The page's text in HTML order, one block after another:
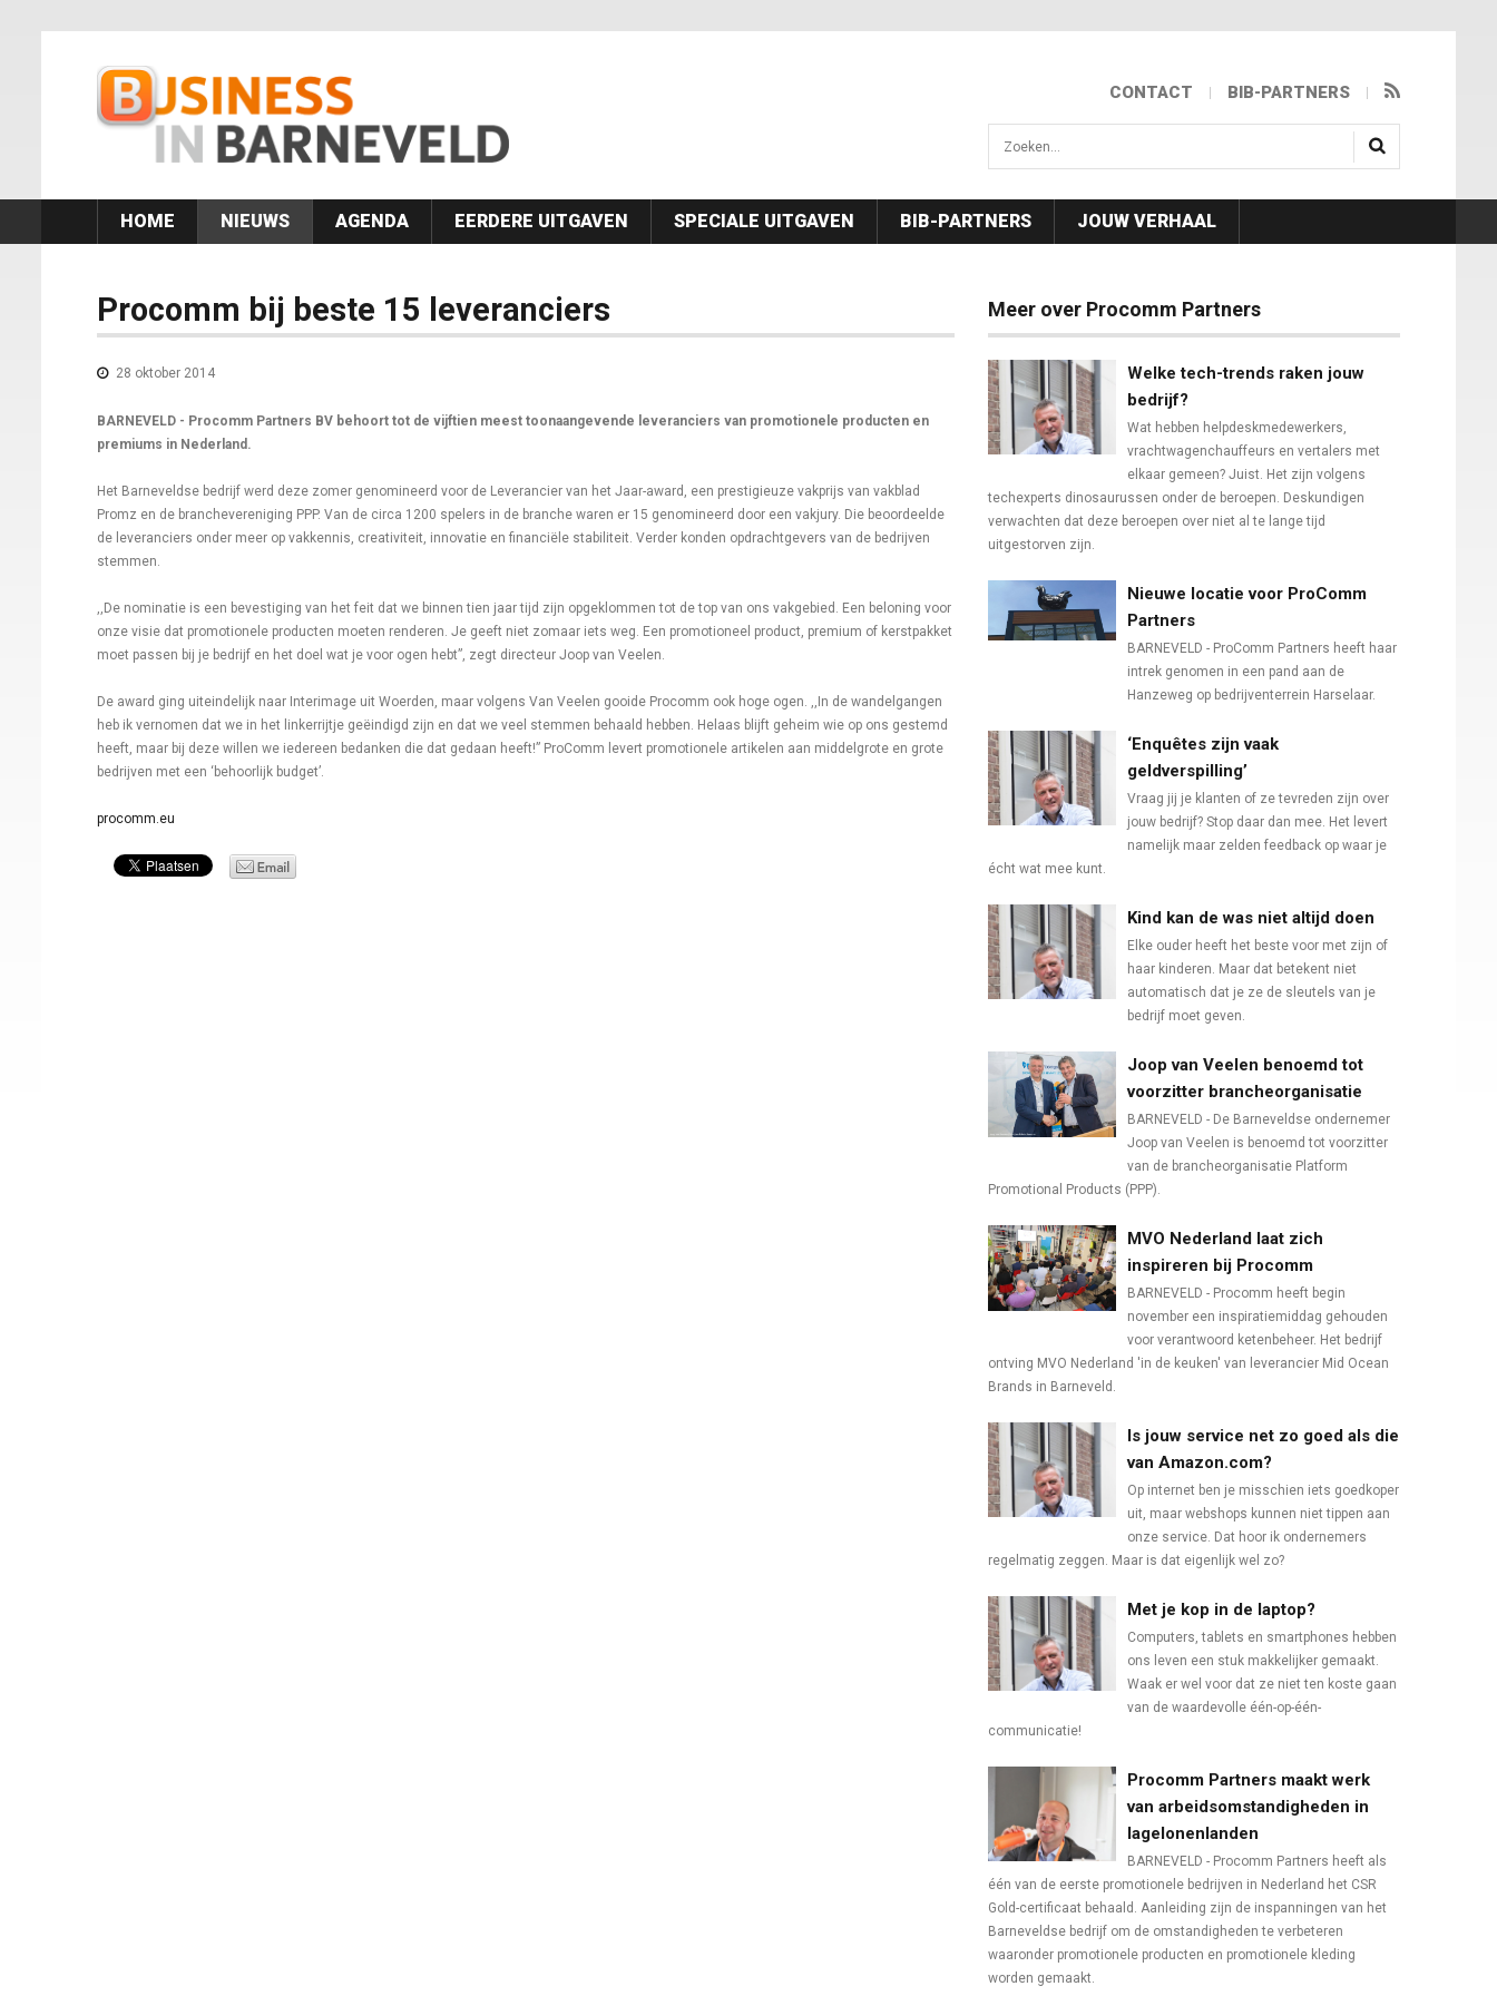
CONTACT BIB-PARTNERS
sisea.search
HOME NIEUWS AGENDA EERDERE UITGAVEN SPECIALE UITGAVEN BIB-PARTNERS JOUW VERHAAL
Procomm bij beste 15 leveranciers
28 oktober 2014
BARNEVELD - Procomm Partners BV behoort tot de vijftien meest toonaangevende leveranciers van promotionele producten en
premiums in Nederland.
Het Barneveldse bedrijf werd deze zomer genomineerd voor de Leverancier van het Jaar-award, een prestigieuze vakprijs van vakblad
Promz en de branchevereniging PPP. Van de circa 1200 spelers in de branche waren er 15 genomineerd door een vakjury. Die beoordeelde
de leveranciers onder meer op vakkennis, creativiteit, innovatie en financiële stabiliteit. Verder konden opdrachtgevers van de bedrijven
stemmen.
,,De nominatie is een bevestiging van het feit dat we binnen tien jaar tijd zijn opgeklommen tot de top van ons vakgebied. Een beloning voor
onze visie dat promotionele producten moeten renderen. Je geeft niet zomaar iets weg. Een promotioneel product, premium of kerstpakket
moet passen bij je bedrijf en het doel wat je voor ogen hebt”, zegt directeur Joop van Veelen.
De award ging uiteindelijk naar Interimage uit Woerden, maar volgens Van Veelen gooide Procomm ook hoge ogen. ,,In de wandelgangen
heb ik vernomen dat we in het linkerrijtje geëindigd zijn en dat we veel stemmen behaald hebben. Helaas blijft geheim wie op ons gestemd
heeft, maar bij deze willen we iedereen bedanken die dat gedaan heeft!” ProComm levert promotionele artikelen aan middelgrote en grote
bedrijven met een ‘behoorlijk budget’.
procomm.eu
Meer over Procomm Partners
Welke tech-trends raken jouw
bedrijf?
Wat hebben helpdeskmedewerkers,
vrachtwagenchauffeurs en vertalers met
elkaar gemeen? Juist. Het zijn volgens
techexperts dinosaurussen onder de beroepen. Deskundigen
verwachten dat deze beroepen over niet al te lange tijd
uitgestorven zijn.
Nieuwe locatie voor ProComm
Partners
BARNEVELD - ProComm Partners heeft haar
intrek genomen in een pand aan de
Hanzeweg op bedrijventerrein Harselaar.
‘Enquêtes zijn vaak
geldverspilling’
Vraag jij je klanten of ze tevreden zijn over
jouw bedrijf? Stop daar dan mee. Het levert
namelijk maar zelden feedback op waar je
écht wat mee kunt.
Kind kan de was niet altijd doen
Elke ouder heeft het beste voor met zijn of
haar kinderen. Maar dat betekent niet
automatisch dat je ze de sleutels van je
bedrijf moet geven.
Joop van Veelen benoemd tot
voorzitter brancheorganisatie
BARNEVELD - De Barneveldse ondernemer
Joop van Veelen is benoemd tot voorzitter
van de brancheorganisatie Platform
Promotional Products (PPP).
MVO Nederland laat zich
inspireren bij Procomm
BARNEVELD - Procomm heeft begin
november een inspiratiemiddag gehouden
voor verantwoord ketenbeheer. Het bedrijf
ontving MVO Nederland 'in de keuken' van leverancier Mid Ocean
Brands in Barneveld.
Is jouw service net zo goed als die
van Amazon.com?
Op internet ben je misschien iets goedkoper
uit, maar webshops kunnen niet tippen aan
onze service. Dat hoor ik ondernemers
regelmatig zeggen. Maar is dat eigenlijk wel zo?
Met je kop in de laptop?
Computers, tablets en smartphones hebben
ons leven een stuk makkelijker gemaakt.
Waak er wel voor dat ze niet ten koste gaan
van de waardevolle één-op-één-
communicatie!
Procomm Partners maakt werk
van arbeidsomstandigheden in
lagelonenlanden
BARNEVELD - Procomm Partners heeft als
één van de eerste promotionele bedrijven in Nederland het CSR
Gold-certificaat behaald. Aanleiding zijn de inspanningen van het
Barneveldse bedrijf om de omstandigheden te verbeteren
waaronder promotionele producten en promotionele kleding
worden gemaakt.